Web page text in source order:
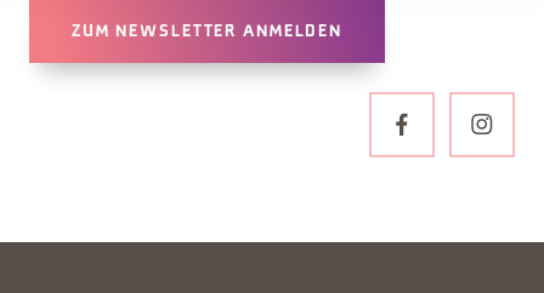
ZUM NEWSLETTER ANMELDEN